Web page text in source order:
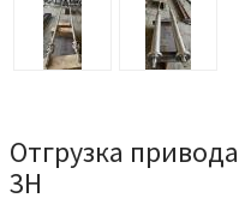
Отгрузка
3H